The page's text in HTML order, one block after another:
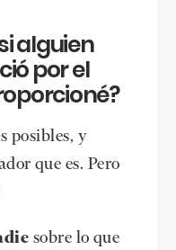
alguien
por el
posibles, y
que es. Pero
sobre lo que